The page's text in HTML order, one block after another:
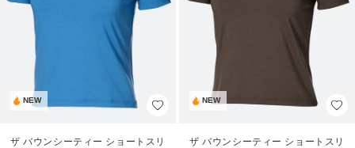
NEW
ザ バウンシーティー ショートスリ
NEW
ザ バウンシーティー ショートスリ